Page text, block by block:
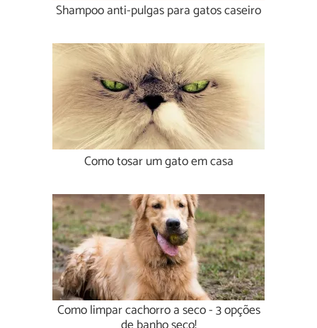
Shampoo anti-pulgas para gatos caseiro
Como tosar um gato em casa
Como limpar cachorro a seco - 3 opções